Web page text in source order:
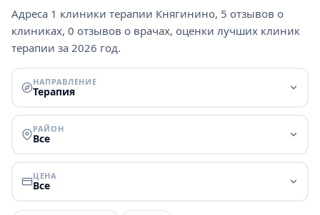
Адреса 1 клиники терапии Княгинино, 5 отзывов о
клиниках, 0 отзывов о врачах, оценки лучших клиник
терапии за 2026 год.
НАПРАВЛЕНИЕ
Терапия
РАЙОН
Все
ЦЕНА
Все